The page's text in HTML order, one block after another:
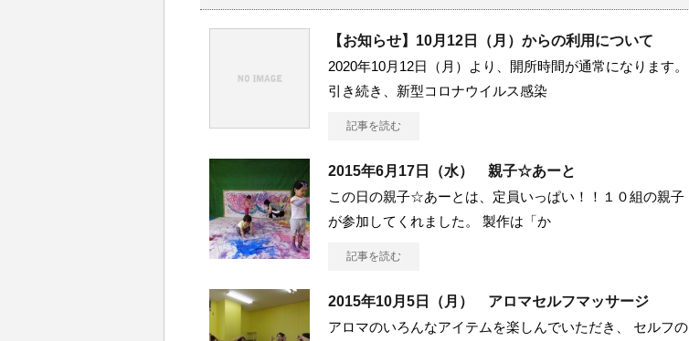
【お知らせ】10月12日（月）からの利用について
2020年10月12日（月）より、開所時間が通常になります。
引き続き、新型コロナウイルス感染
記事を読む
2015年6月17日（水） 親子☆あーと
この日の親子☆あーとは、定員いっぱい！！１０組の親子
が参加してくれました。 製作は「か
記事を読む
2015年10月5日（月） アロマセルフマッサージ
アロマのいろんなアイテムを楽しんでいただき、 セルフの